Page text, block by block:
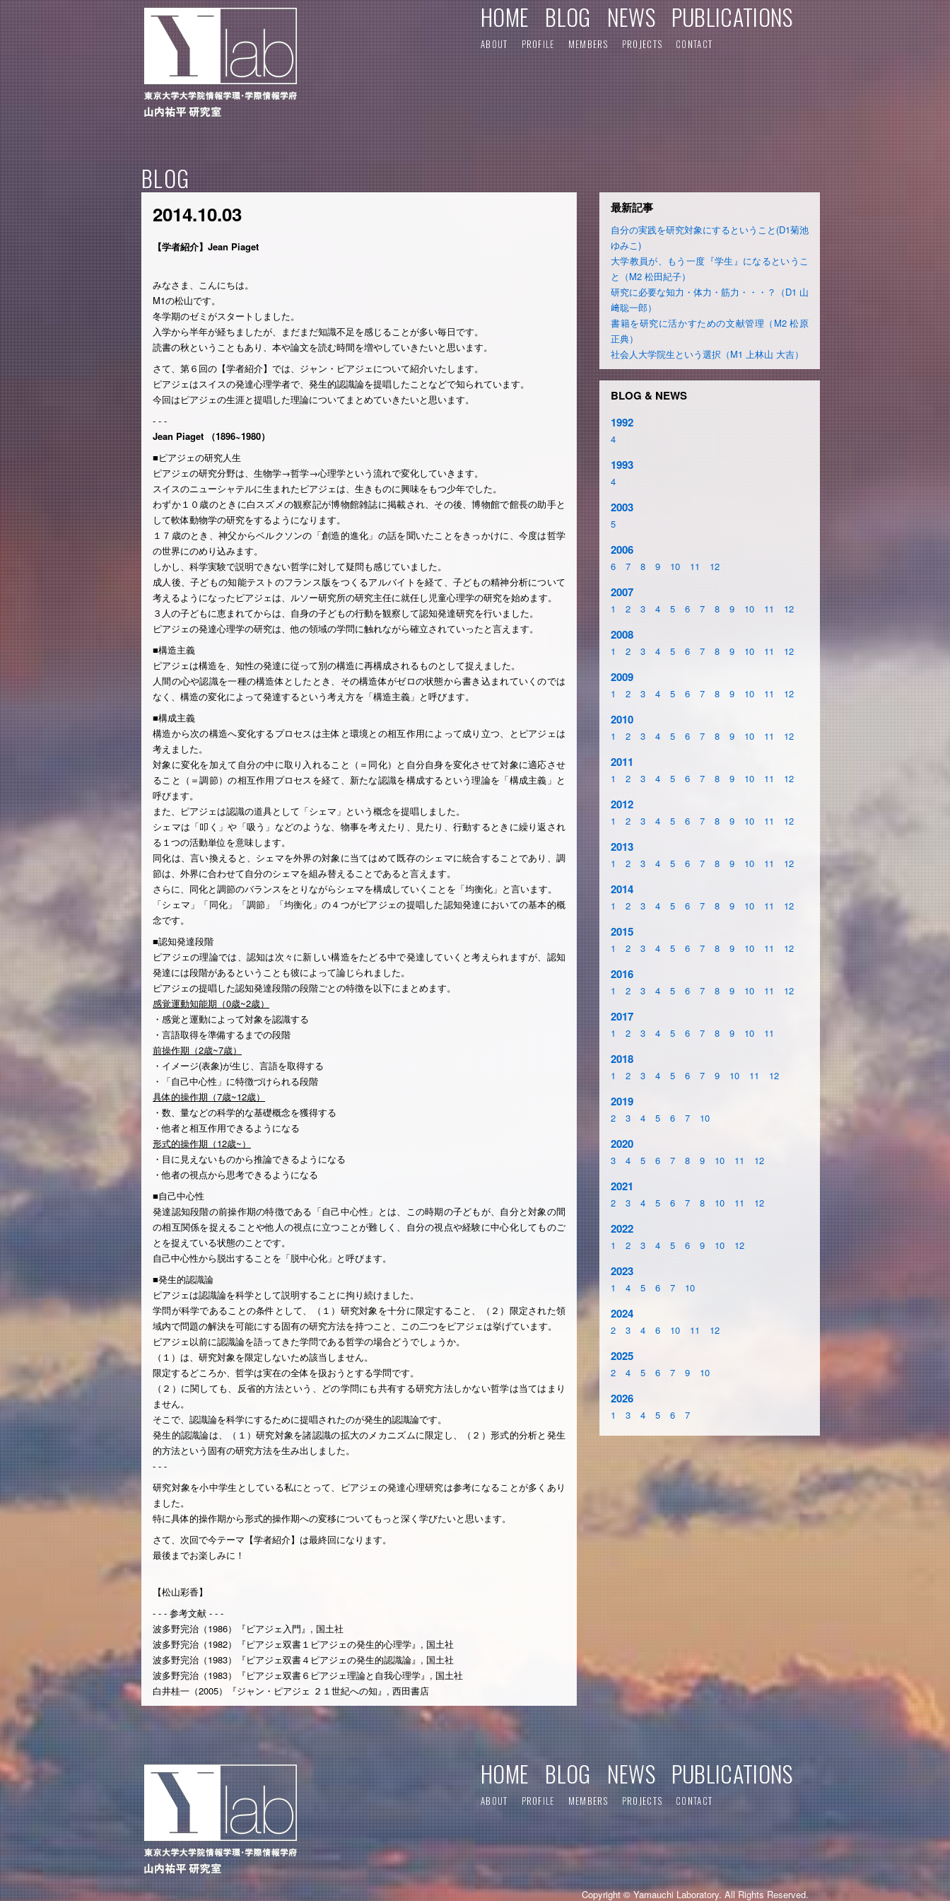
HOME BLOG NEWS PUBLICATIONS
ABOUT PROFILE MEMBERS PROJECTS CONTACT
BLOG
2014.10.03
【学者紹介】Jean Piaget
みなさま、こんにちは。
M1の松山です。
冬学期のゼミがスタートしました。
入学から半年が経ちましたが、まだまだ知識不足を感じることが多い毎日です。
読書の秋ということもあり、本や論文を読む時間を増やしていきたいと思います。
さて、第６回の【学者紹介】では、ジャン・ピアジェについて紹介いたします。
ピアジェはスイスの発達心理学者で、発生的認識論を提唱したことなどで知られています。
今回はピアジェの生涯と提唱した理論についてまとめていきたいと思います。
- - -
Jean Piaget （1896~1980）
■ピアジェの研究人生
ピアジェの研究分野は、生物学→哲学→心理学という流れで変化していきます。
スイスのニューシャテルに生まれたピアジェは、生きものに興味をもつ少年でした。
わずか１０歳のときに白スズメの観察記が博物館雑誌に掲載され、その後、博物館で館長の助手と
して軟体動物学の研究をするようになります。
１７歳のとき、神父からベルクソンの「創造的進化」の話を聞いたことをきっかけに、今度は哲学
の世界にのめり込みます。
しかし、科学実験で説明できない哲学に対して疑問も感じていました。
成人後、子どもの知能テストのフランス版をつくるアルバイトを経て、子どもの精神分析について
考えるようになったピアジェは、ルソー研究所の研究主任に就任し児童心理学の研究を始めます。
３人の子どもに恵まれてからは、自身の子どもの行動を観察して認知発達研究を行いました。
ピアジェの発達心理学の研究は、他の領域の学問に触れながら確立されていったと言えます。
■構造主義
ピアジェは構造を、知性の発達に従って別の構造に再構成されるものとして捉えました。
人間の心や認識を一種の構造体としたとき、その構造体がゼロの状態から書き込まれていくのでは
なく、構造の変化によって発達するという考え方を「構造主義」と呼びます。
■構成主義
構造から次の構造へ変化するプロセスは主体と環境との相互作用によって成り立つ、とピアジェは
考えました。
対象に変化を加えて自分の中に取り入れること（＝同化）と自分自身を変化させて対象に適応させ
ること（＝調節）の相互作用プロセスを経て、新たな認識を構成するという理論を「構成主義」と
呼びます。
また、ピアジェは認識の道具として「シェマ」という概念を提唱しました。
シェマは「叩く」や「吸う」などのような、物事を考えたり、見たり、行動するときに繰り返され
る１つの活動単位を意味します。
同化は、言い換えると、シェマを外界の対象に当てはめて既存のシェマに統合することであり、調
節は、外界に合わせて自分のシェマを組み替えることであると言えます。
さらに、同化と調節のバランスをとりながらシェマを構成していくことを「均衡化」と言います。
「シェマ」「同化」「調節」「均衡化」の４つがピアジェの提唱した認知発達においての基本的概
念です。
■認知発達段階
ピアジェの理論では、認知は次々に新しい構造をたどる中で発達していくと考えられますが、認知
発達には段階があるということも彼によって論じられました。
ピアジェの提唱した認知発達段階の段階ごとの特徴を以下にまとめます。
感覚運動知能期（0歳~2歳）
・感覚と運動によって対象を認識する
・言語取得を準備するまでの段階
前操作期（2歳~7歳）
・イメージ(表象)が生じ、言語を取得する
・「自己中心性」に特徴づけられる段階
具体的操作期（7歳~12歳）
・数、量などの科学的な基礎概念を獲得する
・他者と相互作用できるようになる
形式的操作期（12歳~）
・目に見えないものから推論できるようになる
・他者の視点から思考できるようになる
■自己中心性
発達認知段階の前操作期の特徴である「自己中心性」とは、この時期の子どもが、自分と対象の間
の相互関係を捉えることや他人の視点に立つことが難しく、自分の視点や経験に中心化してものご
とを捉えている状態のことです。
自己中心性から脱出することを「脱中心化」と呼びます。
■発生的認識論
ピアジェは認識論を科学として説明することに拘り続けました。
学問が科学であることの条件として、（１）研究対象を十分に限定すること、（２）限定された領
域内で問題の解決を可能にする固有の研究方法を持つこと、この二つをピアジェは挙げています。
ピアジェ以前に認識論を語ってきた学問である哲学の場合どうでしょうか。
（１）は、研究対象を限定しないため該当しません。
限定するどころか、哲学は実在の全体を扱おうとする学問です。
（２）に関しても、反省的方法という、どの学問にも共有する研究方法しかない哲学は当てはまり
ません。
そこで、認識論を科学にするために提唱されたのが発生的認識論です。
発生的認識論は、（１）研究対象を諸認識の拡大のメカニズムに限定し、（２）形式的分析と発生
的方法という固有の研究方法を生み出しました。
- - -
研究対象を小中学生としている私にとって、ピアジェの発達心理研究は参考になることが多くあり
ました。
特に具体的操作期から形式的操作期への変移についてもっと深く学びたいと思います。
さて、次回で今テーマ【学者紹介】は最終回になります。
最後までお楽しみに！
【松山彩香】
- - - 参考文献 - - -
波多野完治（1986）『ピアジェ入門』, 国土社
波多野完治（1982）『ピアジェ双書１ピアジェの発生的心理学』, 国土社
波多野完治（1983）『ピアジェ双書４ピアジェの発生的認識論』, 国土社
波多野完治（1983）『ピアジェ双書６ピアジェ理論と自我心理学』, 国土社
白井桂一（2005）『ジャン・ピアジェ ２１世紀への知』, 西田書店
最新記事
自分の実践を研究対象にするということ(D1菊池
ゆみこ)
大学教員が、もう一度『学生』になるというこ
と（M2 松田紀子）
研究に必要な知力・体力・筋力・・・？（D1 山
﨑聡一郎）
書籍を研究に活かすための文献管理（M2 松原
正典）
社会人大学院生という選択（M1 上林山 大吉）
BLOG & NEWS
1992
4
1993
4
2003
5
2006
6 7 8 9 10 11 12
2007
1 2 3 4 5 6 7 8 9 10 11 12
2008
1 2 3 4 5 6 7 8 9 10 11 12
2009
1 2 3 4 5 6 7 8 9 10 11 12
2010
1 2 3 4 5 6 7 8 9 10 11 12
2011
1 2 3 4 5 6 7 8 9 10 11 12
2012
1 2 3 4 5 6 7 8 9 10 11 12
2013
1 2 3 4 5 6 7 8 9 10 11 12
2014
1 2 3 4 5 6 7 8 9 10 11 12
2015
1 2 3 4 5 6 7 8 9 10 11 12
2016
1 2 3 4 5 6 7 8 9 10 11 12
2017
1 2 3 4 5 6 7 8 9 10 11
2018
1 2 3 4 5 6 7 9 10 11 12
2019
2 3 4 5 6 7 10
2020
3 4 5 6 7 8 9 10 11 12
2021
2 3 4 5 6 7 8 10 11 12
2022
1 2 3 4 5 6 9 10 12
2023
1 4 5 6 7 10
2024
2 3 4 6 10 11 12
2025
2 4 5 6 7 9 10
2026
1 3 4 5 6 7
HOME BLOG NEWS PUBLICATIONS
ABOUT PROFILE MEMBERS PROJECTS CONTACT
Copyright © Yamauchi Laboratory. All Rights Reserved.